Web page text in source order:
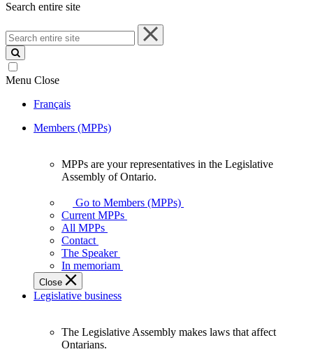
Search entire site
Search
entire
site
Menu Close
Français
Members (MPPs)
your
representatives
Legislative
Assembly
of
Ontario.
MPPs are your representatives in the Legislative
Assembly of Ontario.
Go to Members (MPPs)
Current MPPs
All MPPs
Contact
The Speaker
In memoriam
Close
Legislative business
The Legislative Assembly makes laws that affect
Ontarians.